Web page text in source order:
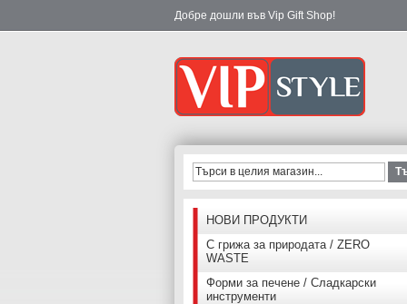
Добре дошли във Vip Gift Shop!
НОВИ ПРОДУКТИ
С грижа за природата / ZERO
WASTE
Форми за печене / Сладкарски
инструменти